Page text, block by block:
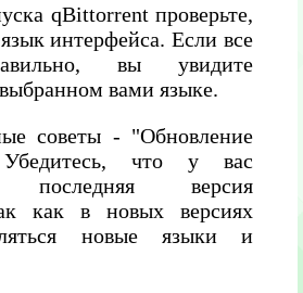
qBittorrent проверьте,
интерфейса. Если все
вы увидите
вами языке.
советы - "Обновление
что у вас
последняя версия
как в новых версиях
новые языки и